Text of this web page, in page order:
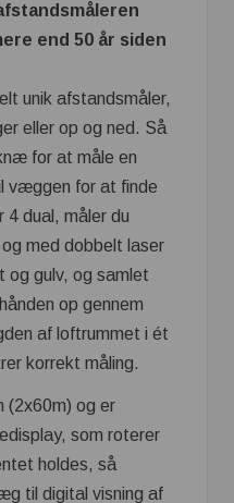
end 50 år siden
unik afstandsmåler,
eller op og ned. Så
for at måle en
væggen for at finde
4 dual, måler du
med dobbelt laser
og gulv, og samlet
op gennem
af loftrummet i ét
korrekt måling.
(2x60m) og er
som roterer
holdes, så
til digital visning af